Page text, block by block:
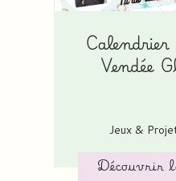
Vendée
Jeux &
Découvrir